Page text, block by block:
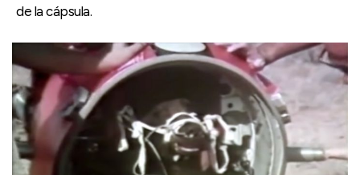
de la cápsula.